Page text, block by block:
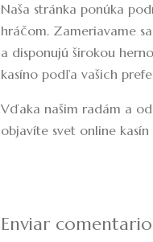
Naša stránka ponúka
hráčom. Zameriavame
a disponujú širokou
kasíno podľa vašich
Vďaka našim radám a
objavíte svet online
Enviar comentario